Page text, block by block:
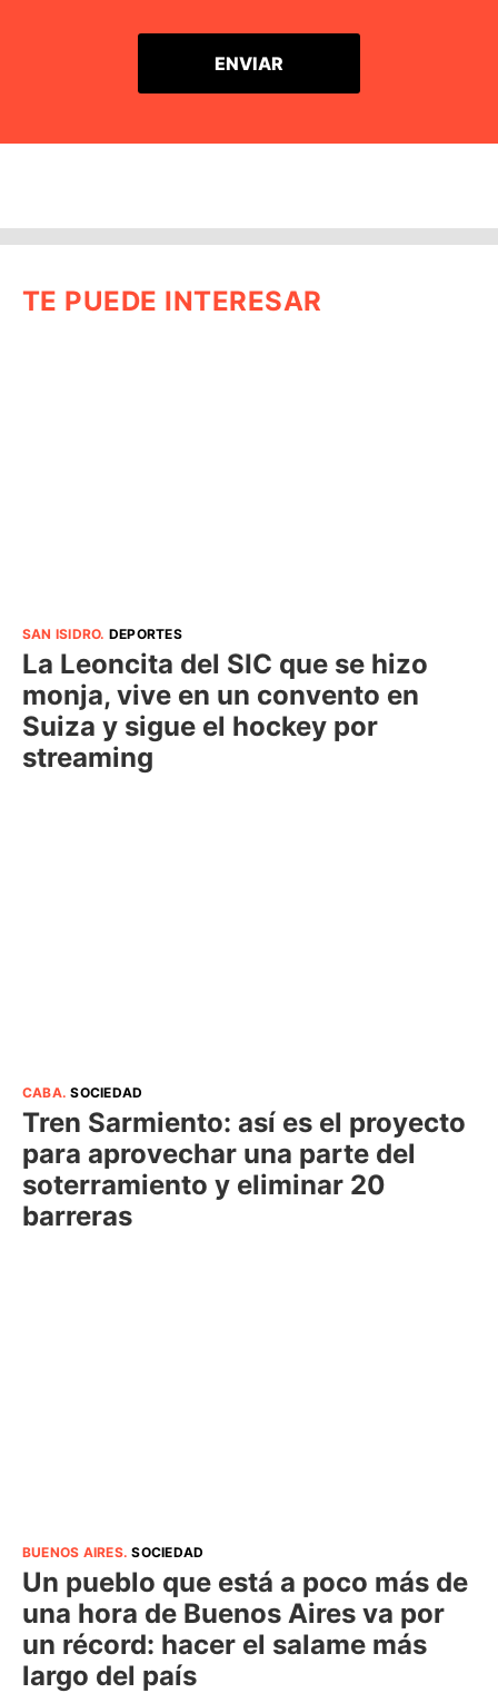
TE PUEDE INTERESAR
SAN ISIDRO. DEPORTES
La Leoncita del SIC que se hizo
monja, vive en un convento en
Suiza y sigue el hockey por
streaming
CABA.SOCIEDAD
Tren Sarmiento: así es el proyecto
para aprovechar una parte del
soterramiento y eliminar 20
barreras
BUENOS AIRES.SOCIEDAD
Un pueblo que está a poco más de
una hora de Buenos Aires va por
un récord: hacer el salame más
largo del país